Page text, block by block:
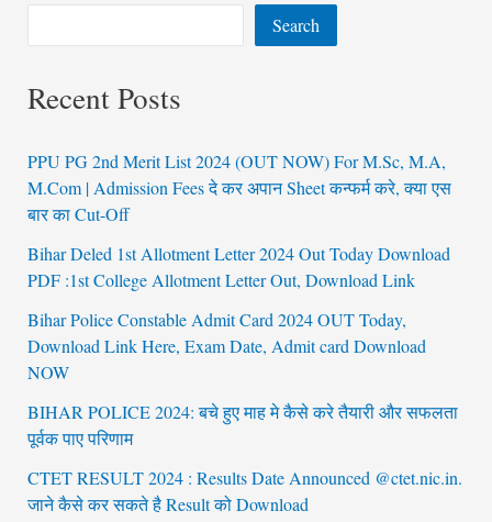
Search
Recent Posts
PPU PG 2nd Merit List 2024 (OUT NOW) For M.Sc, M.A,
M.Com | Admission Fees दे कर अपान Sheet कन्फर्म करे, क्या एस
बार का Cut-Off
Bihar Deled 1st Allotment Letter 2024 Out Today Download
PDF :1st College Allotment Letter Out, Download Link
Bihar Police Constable Admit Card 2024 OUT Today,
Download Link Here, Exam Date, Admit card Download
NOW
BIHAR POLICE 2024: बचे हुए माह मे कैसे करे तैयारी और सफलता
पूर्वक पाए परिणाम
CTET RESULT 2024 : Results Date Announced @ctet.nic.in.
जाने कैसे कर सकते है Result को Download